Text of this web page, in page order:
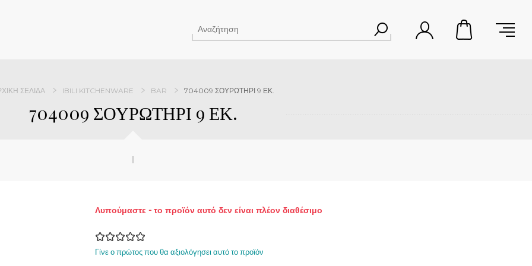
ΣΕΛΊΔΑ IBILI KITCHENWARE BAR 704009 ΣΟΥΡΩΤΗΡΙ 9 ΕΚ.
704009 ΣΟΥΡΩΤΗΡΙ 9 ΕΚ.
Λυπούμαστε - το προϊόν αυτό δεν είναι πλέον διαθέσιμο
Γίνε ο πρώτος που θα αξιολόγησει αυτό το προϊόν